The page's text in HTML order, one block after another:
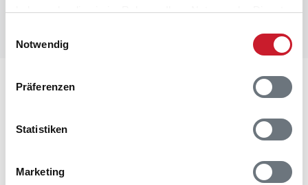
haben oder die sie im Rahmen Ihrer Nutzung der Dienste
Notwendig
Präferenzen
Statistiken
Marketing
Lageplan
Ferienhaus 06157
Rindby